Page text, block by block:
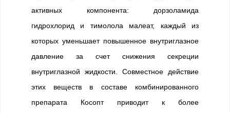
активных компонента: дорзоламида
гидрохлорид и тимолола малеат, каждый из
которых уменьшает повышенное внутриглазное
давление за счет снижения секреции
внутриглазной жидкости. Совместное действие
этих веществ в составе комбинированного
препарата Косопт приводит к более